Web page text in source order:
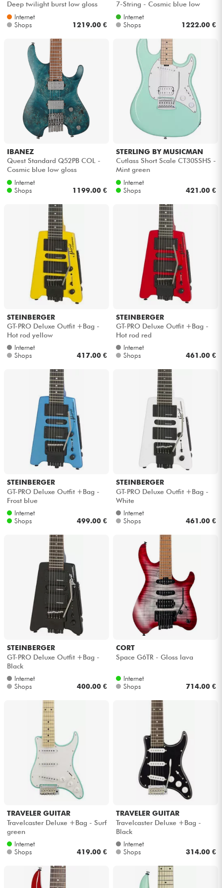
Kabel & Zubehöre
Bundle
Sehen Sie sich unsere Marken an
Deep twilight burst low gloss
Internet
Shops
1219.00 €
7-String - Cosmic blue low
glossInternet
Shops
1222.00 €
IBANEZ
Quest Standard Q52PB COL -
Cosmic blue low gloss
Internet
Shops
1199.00 €
STERLING BY MUSICMAN
Cutlass Short Scale CT30SSHS -
Mint green
Internet
Shops
421.00 €
STEINBERGER
GT-PRO Deluxe Outfit +Bag -
Hot rod yellow
Internet
Shops
417.00 €
STEINBERGER
GT-PRO Deluxe Outfit +Bag -
Hot rod red
Internet
Shops
461.00 €
STEINBERGER
GT-PRO Deluxe Outfit +Bag -
Frost blue
Internet
Shops
499.00 €
STEINBERGER
GT-PRO Deluxe Outfit +Bag -
White
Internet
Shops
461.00 €
STEINBERGER
GT-PRO Deluxe Outfit +Bag -
Black
Internet
Shops
400.00 €
CORT
Space G6TR - Gloss lava
Internet
Shops
714.00 €
TRAVELER GUITAR
Travelcaster Deluxe +Bag - Surf
green
Internet
Shops
419.00 €
TRAVELER GUITAR
Travelcaster Deluxe +Bag -
Black
Internet
Shops
314.00 €